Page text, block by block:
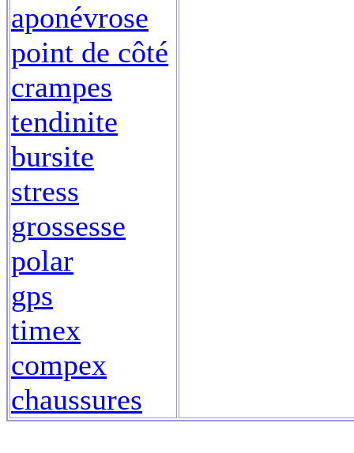
aponévrose
point de côté
crampes
tendinite
bursite
stress
grossesse
polar
gps
timex
compex
chaussures